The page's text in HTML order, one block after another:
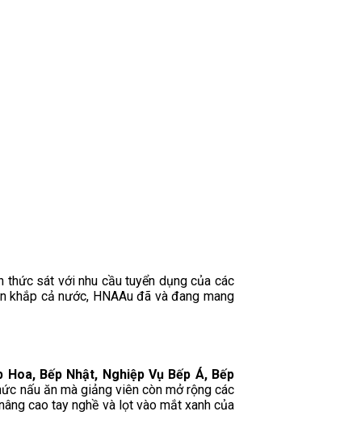
thức sát với nhu cầu tuyển dụng của các
khắp cả nước, HNAAu đã và đang mang
Bếp Nhật, Nghiệp Vụ Bếp Á, Bếp
nấu ăn mà giảng viên còn mở rộng các
cao tay nghề và lọt vào mắt xanh của